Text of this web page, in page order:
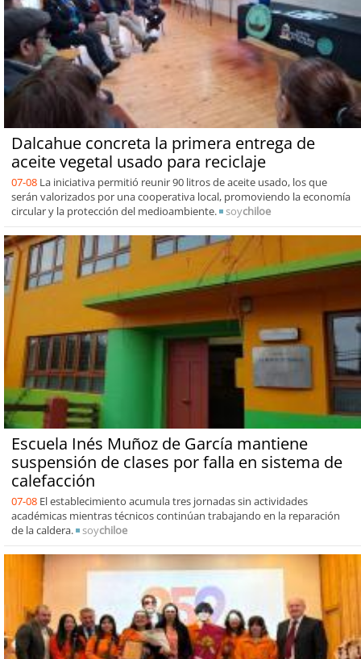
Dalcahue concreta la primera entrega de
aceite vegetal usado para reciclaje
07-08 La iniciativa permitió reunir 90 litros de aceite usado, los que
serán valorizados por una cooperativa local, promoviendo la economía
circular y la protección del medioambiente.
soychiloe
Escuela Inés Muñoz de García mantiene
suspensión de clases por falla en sistema de
calefacción
07-08 El establecimiento acumula tres jornadas sin actividades
académicas mientras técnicos continúan trabajando en la reparación
de la caldera.
soychiloe